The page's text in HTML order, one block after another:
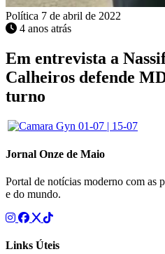
Política 7 de abril de 2022
4 anos atrás
Em entrevista a
Calheiros defende
turno
Jornal Onze de Maio
Portal de notícias moderno com as
e do mundo.
Links Úteis